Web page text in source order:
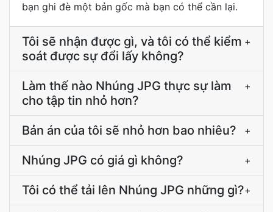
bạn ghi đè một bản gốc mà bạn có thể cần lại.
Tôi sẽ nhận được gì, và tôi có thể kiểm
soát được sự đổi lấy không?
+
Làm thế nào Nhúng JPG thực sự làm
cho tập tin nhỏ hơn?
+
Bản án của tôi sẽ nhỏ hơn bao nhiêu? +
Nhúng JPG có giá gì không? +
Tôi có thể tải lên Nhúng JPG những gì?+